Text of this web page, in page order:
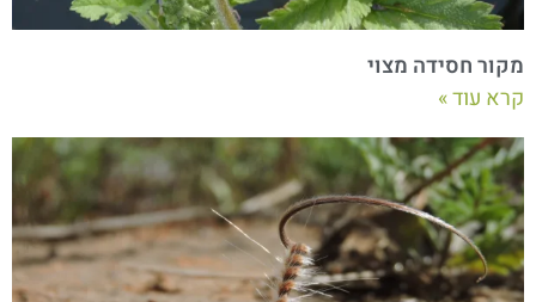
מקור חסידה מצוי
קרא עוד »